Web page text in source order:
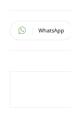
WhatsApp